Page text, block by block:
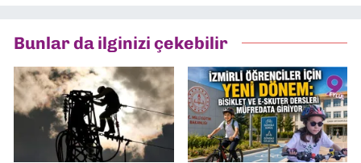
Bunlar da ilginizi çekebilir